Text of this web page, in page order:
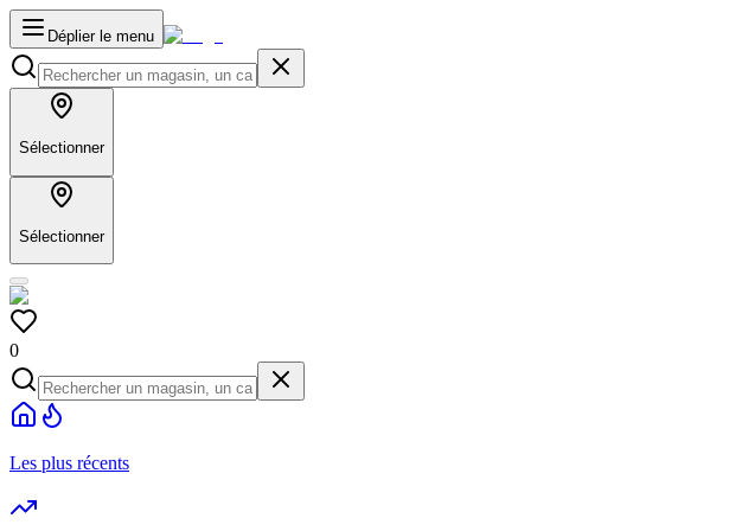
Déplier le menu
Sélectionner
Sélectionner
0
Les plus récents